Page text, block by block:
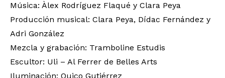
Música: Àlex Rodríguez Flaqué y Clara Peya
Producción musical: Clara Peya, Dídac Fernández y
Adri González
Mezcla y grabación: Tramboline Estudis
Escultor: Uli – Al Ferrer de Belles Arts
Iluminación: Quico Gutiérrez